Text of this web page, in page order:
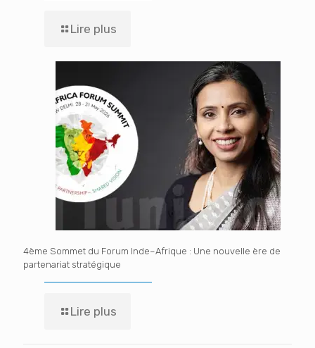
Lire plus
4ème Sommet du Forum Inde–Afrique : Une nouvelle ère de
partenariat stratégique
Lire plus